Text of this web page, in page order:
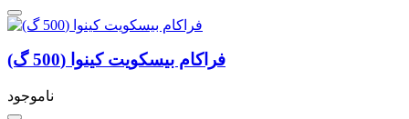
فراکام بیسکویت کینوا (500 گ)
ناموجود